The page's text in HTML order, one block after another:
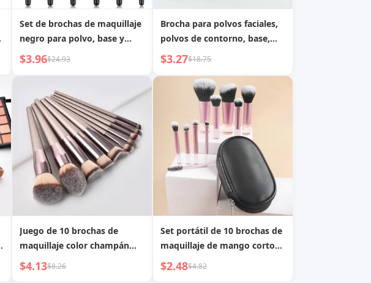
Set de brochas de maquillaje
negro para polvo, base y
sombra de ojos
$3.96$24.93
Brocha para polvos faciales,
polvos de contorno, base,
sombra de ojos y brocha
para difuminar maquillaje
$3.27$18.75
Juego de 10 brochas de
maquillaje color champán
con neceser, incluye brocha
para polvos, brocha para
$4.13$8.26
Set portátil de 10 brochas de
maquillaje de mango corto
negro con bolsa de
almacenamiento, incluye
$2.48$4.82